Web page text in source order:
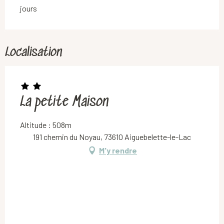
jours
Localisation
La petite Maison
Altitude : 508m
191 chemin du Noyau, 73610 Aiguebelette-le-Lac
M'y rendre